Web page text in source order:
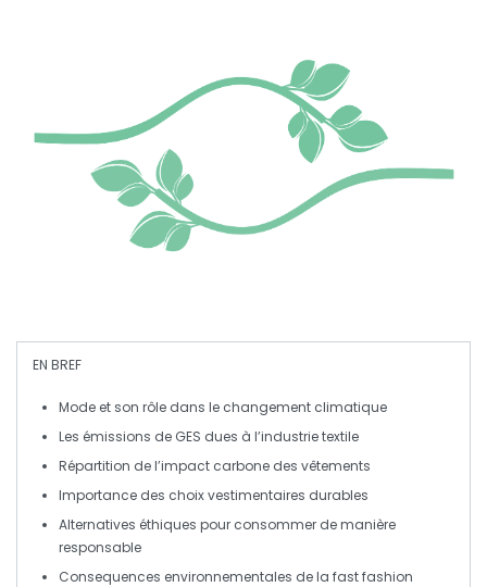
EN BREF
Mode et son rôle dans le changement climatique
Les émissions de GES dues à l’industrie textile
Répartition de l’impact carbone des vêtements
Importance des choix vestimentaires durables
Alternatives éthiques pour consommer de manière
responsable
Consequences environnementales de la fast fashion